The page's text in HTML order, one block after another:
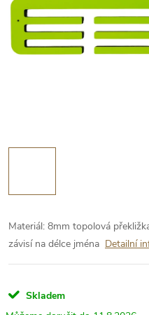
Materiál: 8mm topolová
závisí na délce jména Detailní
Skladem